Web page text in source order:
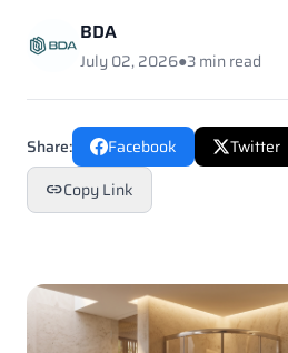
BDA
July 02, 2026●3 min read
Share: Facebook Twitter
linkCopy Link